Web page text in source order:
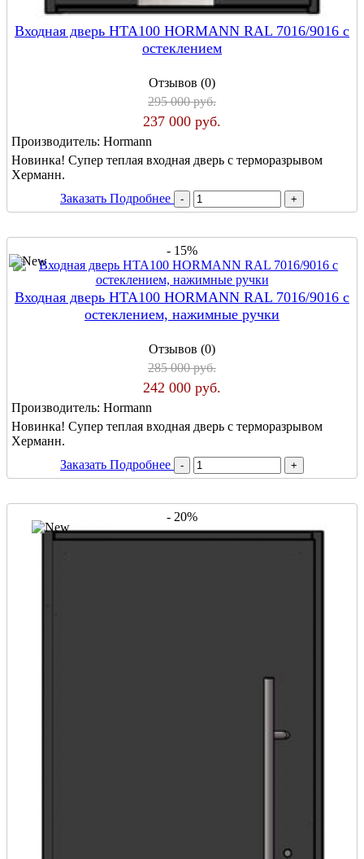
Входная дверь HTA100 HORMANN RAL 7016/9016 с
остеклением
Отзывов (0)
295 000 руб.
237 000 руб.
Производитель: Hormann
Новинка! Супер теплая входная дверь с терморазрывом
Херманн.
Заказать Подробнее
- 15%
Входная дверь HTA100 HORMANN RAL 7016/9016 с
остеклением, нажимные ручки
Отзывов (0)
285 000 руб.
242 000 руб.
Производитель: Hormann
Новинка! Супер теплая входная дверь с терморазрывом
Херманн.
Заказать Подробнее
- 20%